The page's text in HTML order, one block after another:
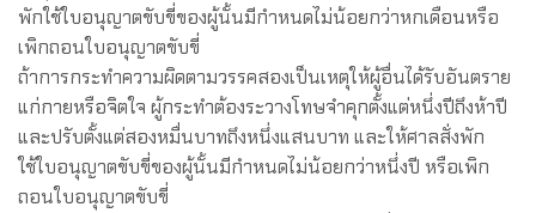
พักใช้ใบอนุญาตขับขี่ของผู้นั้นมีกําหนดไม่น้อยกว่าหกเดือนหรือ
เพิกถอนใบอนุญาตขับขี่
ถ้าการกระทําความผิดตามวรรคสองเป็นเหตุให้ผู้อื่นได้รับอันตราย
แก่กายหรือจิตใจ ผู้กระทําต้องระวางโทษจําคุกตั้งแต่หนึ่งปีถึงห้าปี
และปรับตั้งแต่สองหมื่นบาทถึงหนึ่งแสนบาท และให้ศาลสั่งพัก
ใช้ใบอนุญาตขับขี่ของผู้นั้นมีกําหนดไม่น้อยกว่าหนึ่งปี หรือเพิก
ถอนใบอนุญาตขับขี่